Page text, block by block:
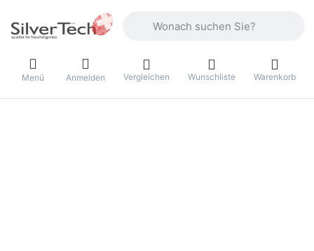
Menü Anmelden Vergleichen Wunschliste Warenkorb